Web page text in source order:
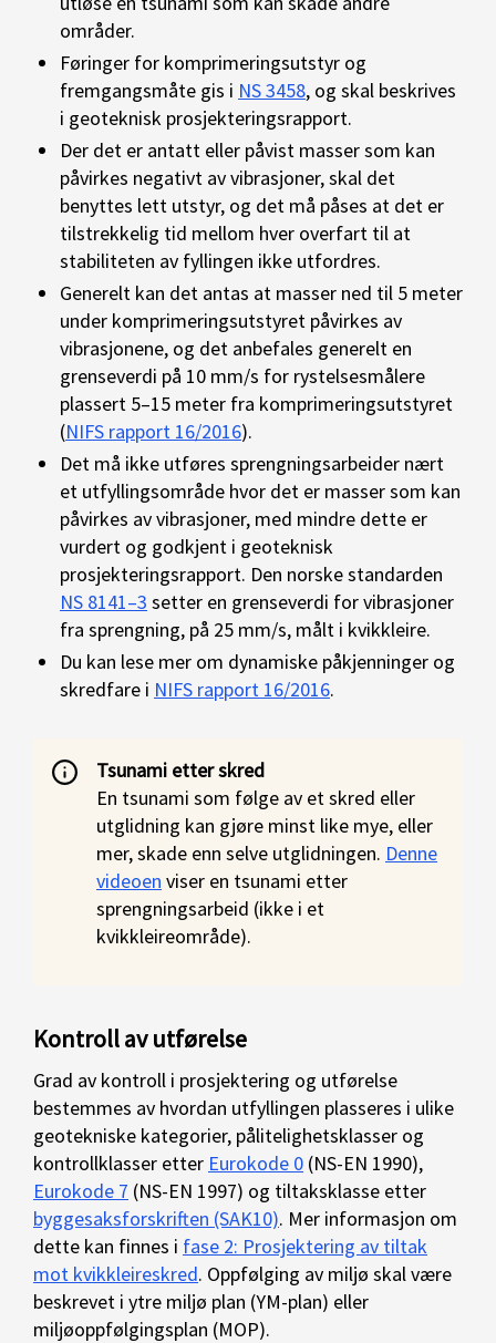
områder.
Føringer for komprimeringsutstyr og
fremgangsmåte gis i NS 3458, og skal beskrives
i geoteknisk prosjekteringsrapport.
Der det er antatt eller påvist masser som kan
påvirkes negativt av vibrasjoner, skal det
benyttes lett utstyr, og det må påses at det er
tilstrekkelig tid mellom hver overfart til at
stabiliteten av fyllingen ikke utfordres.
Generelt kan det antas at masser ned til 5 meter
under komprimeringsutstyret påvirkes av
vibrasjonene, og det anbefales generelt en
grenseverdi på 10 mm/s for rystelsesmålere
plassert 5–15 meter fra komprimeringsutstyret
(NIFS rapport 16/2016).
Det må ikke utføres sprengningsarbeider nært
et utfyllingsområde hvor det er masser som kan
påvirkes av vibrasjoner, med mindre dette er
vurdert og godkjent i geoteknisk
prosjekteringsrapport. Den norske standarden
NS 8141–3 setter en grenseverdi for vibrasjoner
fra sprengning, på 25 mm/s, målt i kvikkleire.
Du kan lese mer om dynamiske påkjenninger og
skredfare i NIFS rapport 16/2016.
Tsunami etter skred
En tsunami som følge av et skred eller
utglidning kan gjøre minst like mye, eller
mer, skade enn selve utglidningen. Denne
videoen viser en tsunami etter
sprengningsarbeid (ikke i et
kvikkleireområde).
Kontroll av utførelse
Grad av kontroll i prosjektering og utførelse
bestemmes av hvordan utfyllingen plasseres i ulike
geotekniske kategorier, pålitelighetsklasser og
kontrollklasser etter Eurokode 0 (NS-EN 1990),
Eurokode 7 (NS-EN 1997) og tiltaksklasse etter
byggesaksforskriften (SAK10). Mer informasjon om
dette kan finnes i fase 2: Prosjektering av tiltak
mot kvikkleireskred. Oppfølging av miljø skal være
beskrevet i ytre miljø plan (YM-plan) eller
miljøoppfølgingsplan (MOP).